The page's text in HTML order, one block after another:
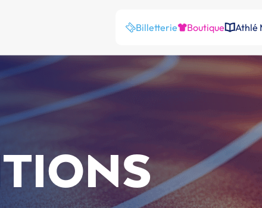
Billetterie Boutique Athlé